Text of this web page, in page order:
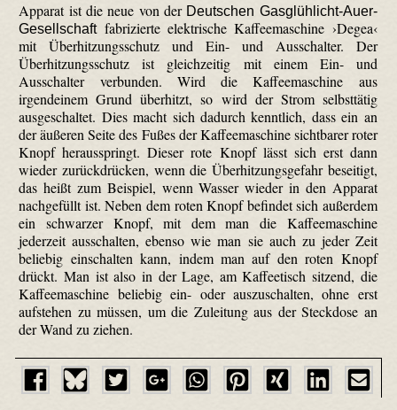
Apparat ist die neue von der Deutschen Gasglühlicht-Auer-
Gesellschaftfabrizierte elektrische Kaffeemaschine ›Degea‹
mit Überhitzungsschutz und Ein- und Ausschalter. Der
Überhitzungsschutz ist gleichzeitig mit einem Ein- und
Ausschalter verbunden. Wird die Kaffeemaschine aus
irgendeinem Grund überhitzt, so wird der Strom selbsttätig
ausgeschaltet. Dies macht sich dadurch kenntlich, dass ein an
der äußeren Seite des Fußes der Kaffeemaschine sichtbarer roter
Knopf herausspringt. Dieser rote Knopf lässt sich erst dann
wieder zurück­drücken, wenn die Über­hitzungs­gefahr beseitigt,
das heißt zum Beispiel, wenn Wasser wieder in den Apparat
nachgefüllt ist. Neben dem roten Knopf befindet sich außerdem
ein schwarzer Knopf, mit dem man die Kaffeemaschine
jederzeit ausschalten, ebenso wie man sie auch zu jeder Zeit
beliebig einschalten kann, indem man auf den roten Knopf
drückt. Man ist also in der Lage, am Kaffeetisch sitzend, die
Kaffeemaschine beliebig ein- oder auszuschalten, ohne erst
aufstehen zu müssen, um die Zuleitung aus der Steckdose an
der Wand zu ziehen.